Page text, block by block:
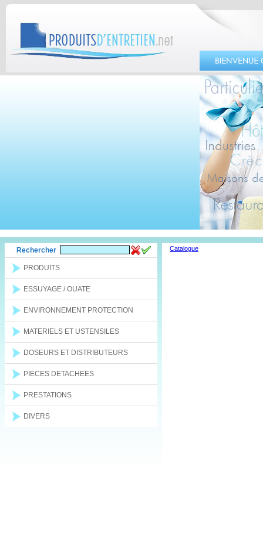
Rechercher
PRODUITS
ESSUYAGE / OUATE
ENVIRONNEMENT PROTECTION
MATERIELS ET USTENSILES
DOSEURS ET DISTRIBUTEURS
PIECES DETACHEES
PRESTATIONS
DIVERS
Catalogue